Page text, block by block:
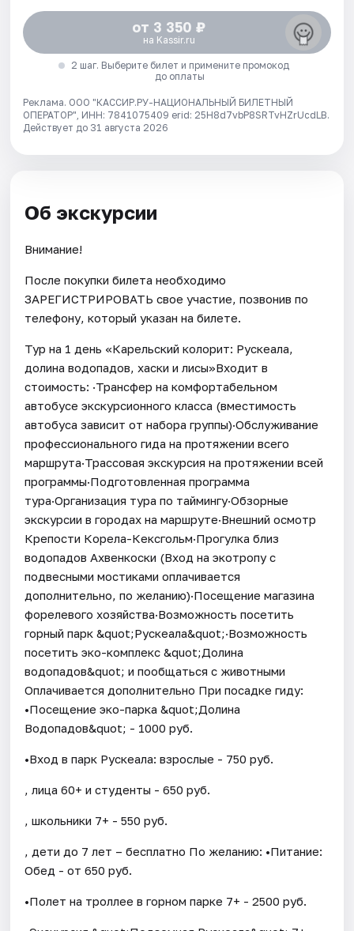
от 3 350 ₽
на Kassir.ru
2 шаг. Выберите билет и примените промокод
до оплаты
Реклама. ООО "КАССИР.РУ-НАЦИОНАЛЬНЫЙ БИЛЕТНЫЙ
ОПЕРАТОР", ИНН: 7841075409 erid: 25H8d7vbP8SRTvHZrUcdLB.
Действует до 31 августа 2026
Об экскурсии
Внимание!
После покупки билета необходимо
ЗАРЕГИСТРИРОВАТЬ свое участие, позвонив по
телефону, который указан на билете.
Тур на 1 день «Карельский колорит: Рускеала,
долина водопадов, хаски и лисы»Входит в
стоимость: ·Трансфер на комфортабельном
автобусе экскурсионного класса (вместимость
автобуса зависит от набора группы)·Обслуживание
профессионального гида на протяжении всего
маршрута·Трассовая экскурсия на протяжении всей
программы·Подготовленная программа
тура·Организация тура по таймингу·Обзорные
экскурсии в городах на маршруте·Внешний осмотр
Крепости Корела-Кексгольм·Прогулка близ
водопадов Ахвенкоски (Вход на экотропу с
подвесными мостиками оплачивается
дополнительно, по желанию)·Посещение магазина
форелевого хозяйства·Возможность посетить
горный парк &quot;Рускеала&quot;·Возможность
посетить эко-комплекс &quot;Долина
водопадов&quot; и пообщаться с животными
Оплачивается дополнительно При посадке гиду:
•Посещение эко-парка &quot;Долина
Водопадов&quot; - 1000 руб.
•Вход в парк Рускеала: взрослые - 750 руб.
, лица 60+ и студенты - 650 руб.
, школьники 7+ - 550 руб.
, дети до 7 лет – бесплатно По желанию: •Питание:
Обед - от 650 руб.
•Полет на троллее в горном парке 7+ - 2500 руб.